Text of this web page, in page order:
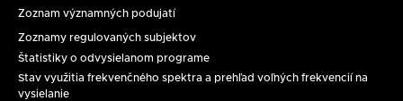
a
evidencie
Zoznam významných podujatí
Zoznamy regulovaných subjektov
Štatistiky o odvysielanom programe
Stav využitia frekvenčného spektra a prehľad voľných frekvencií na
vysielanie